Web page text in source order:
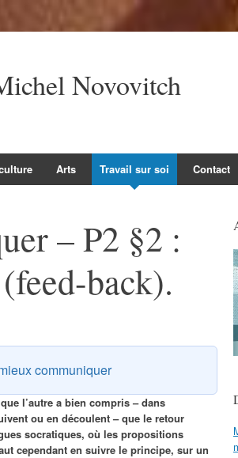
Novovitch
Arts Travail sur soi Contact
– P2 §2 :
back).
communiquer
l’autre a bien compris – dans
ou en découlent – que le retour
socratiques, où les propositions
cependant en suivre le principe, sur un